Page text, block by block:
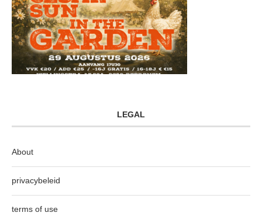
LEGAL
About
privacybeleid
terms of use